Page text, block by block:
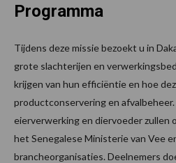
Programma
Tijdens deze missie bezoekt u in
grote slachterijen en
krijgen van hun efficiëntie en hoe
productconservering en
eierverwerking en diervoeder zullen
het Senegalese Ministerie van Vee
brancheorganisaties. Deelnemers